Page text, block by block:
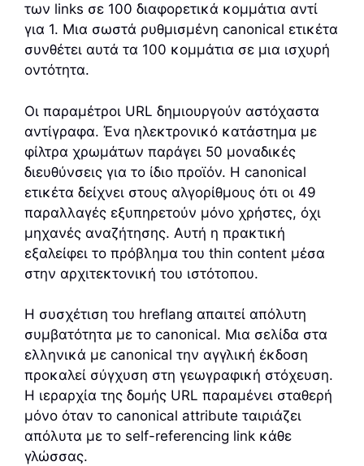
των links σε 100 διαφορετικά κομμάτια αντί
για 1. Μια σωστά ρυθμισμένη canonical ετικέτα
συνθέτει αυτά τα 100 κομμάτια σε μια ισχυρή
οντότητα.
Οι παραμέτροι URL δημιουργούν αστόχαστα
αντίγραφα. Ένα ηλεκτρονικό κατάστημα με
φίλτρα χρωμάτων παράγει 50 μοναδικές
διευθύνσεις για το ίδιο προϊόν. Η canonical
ετικέτα δείχνει στους αλγορίθμους ότι οι 49
παραλλαγές εξυπηρετούν μόνο χρήστες, όχι
μηχανές αναζήτησης. Αυτή η πρακτική
εξαλείφει το πρόβλημα του thin content μέσα
στην αρχιτεκτονική του ιστότοπου.
Η συσχέτιση του hreflang απαιτεί απόλυτη
συμβατότητα με το canonical. Μια σελίδα στα
ελληνικά με canonical την αγγλική έκδοση
προκαλεί σύγχυση στη γεωγραφική στόχευση.
Η ιεραρχία της δομής URL παραμένει σταθερή
μόνο όταν το canonical attribute ταιριάζει
απόλυτα με το self-referencing link κάθε
γλώσσας.